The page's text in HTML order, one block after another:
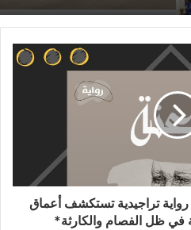
رواية تراجيدية تستكشف أعماق
في ظل الفصام والكارثة*